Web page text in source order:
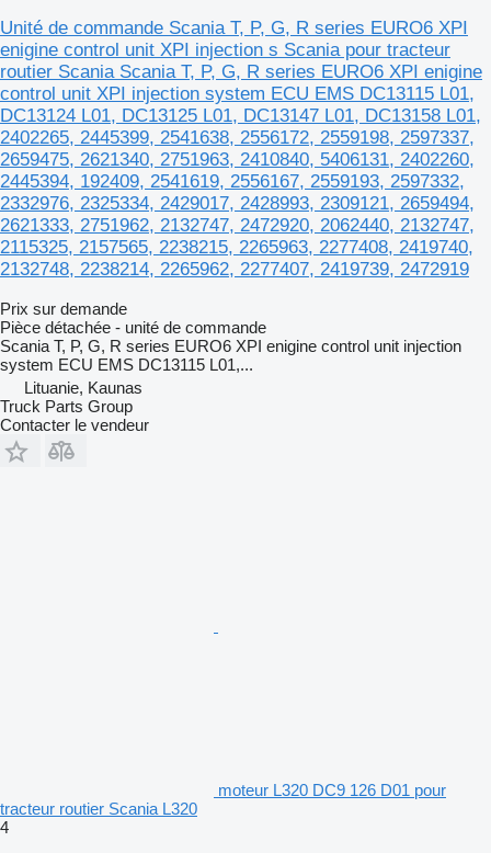
Unité de commande Scania T, P, G, R series EURO6 XPI
enigine control unit XPI injection s Scania pour tracteur
routier Scania Scania T, P, G, R series EURO6 XPI enigine
control unit XPI injection system ECU EMS DC13115 L01,
DC13124 L01, DC13125 L01, DC13147 L01, DC13158 L01,
2402265, 2445399, 2541638, 2556172, 2559198, 2597337,
2659475, 2621340, 2751963, 2410840, 5406131, 2402260,
2445394, 192409, 2541619, 2556167, 2559193, 2597332,
2332976, 2325334, 2429017, 2428993, 2309121, 2659494,
2621333, 2751962, 2132747, 2472920, 2062440, 2132747,
2115325, 2157565, 2238215, 2265963, 2277408, 2419740,
2132748, 2238214, 2265962, 2277407, 2419739, 2472919
Prix sur demande
Pièce détachée - unité de commande
Scania T, P, G, R series EURO6 XPI enigine control unit injection
system ECU EMS DC13115 L01,...
Lituanie, Kaunas
Truck Parts Group
Contacter le vendeur
moteur L320 DC9 126 D01 pour
tracteur routier Scania L320
4